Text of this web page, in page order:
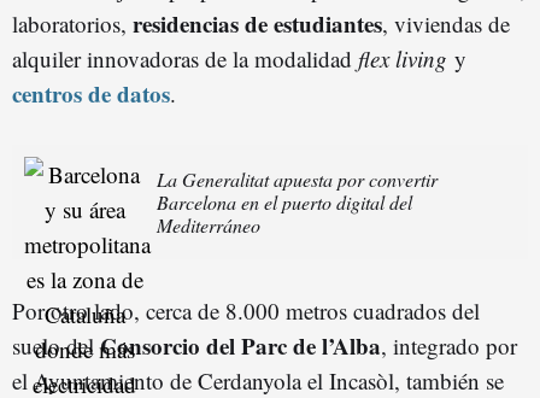
laboratorios, residencias de estudiantes, viviendas de
alquiler innovadoras de la modalidad flex living y
centros de datos.
La Generalitat apuesta por convertir
Barcelona en el puerto digital del
Mediterráneo
Por otro lado, cerca de 8.000 metros cuadrados del
suelo delConsorcio del Parc de l’Alba, integrado por
el Ayuntamiento de Cerdanyola el Incasòl, también se